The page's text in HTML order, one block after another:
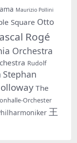
Maurizio Pollini
Square Otto
Rogé
Orchestra
Rudolf
Stephan
The
Orchester
王